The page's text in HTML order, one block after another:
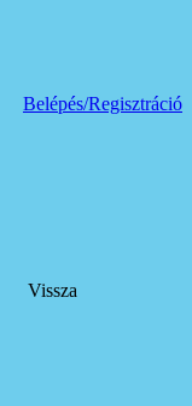
Belépés/Regisztráció
Vissza